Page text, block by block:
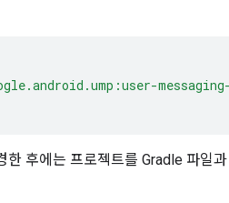
한 후에는 프로젝트를 Gradle 파일